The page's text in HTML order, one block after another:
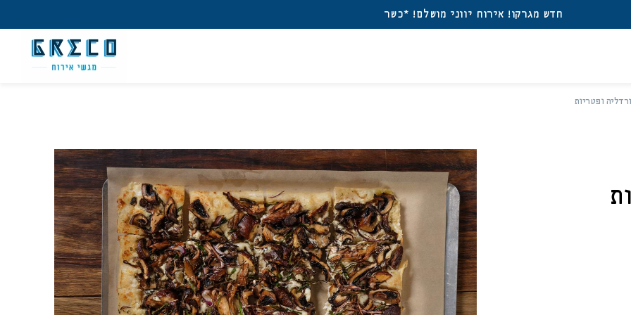
חדש מגרקו! אירוח יווני מושלם! *כשר
פרטיכם ותוכלו ליהנות מהיתרונות של משתמש רשום כבר עכשיו.
להרשמה
ופטריות